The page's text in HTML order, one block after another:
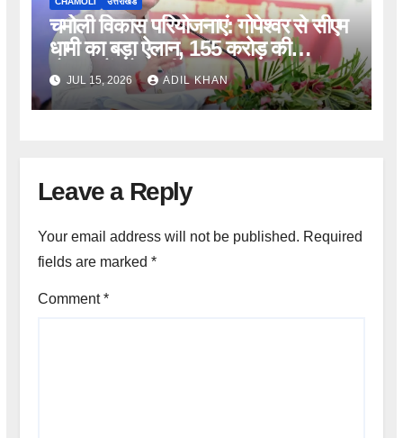
चमोली विकास परियोजनाएं: गोपेश्वर से सीएम
धामी का बड़ा ऐलान, 155 करोड़ की
योजनाओं को मंजूरी
JUL 15, 2026 ADIL KHAN
Leave a Reply
Your email address will not be published. Required
fields are marked *
Comment*